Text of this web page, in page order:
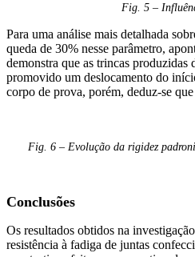
Fig. 5 –
Para uma análise mais detalhada
queda de 30% nesse parâmetro,
demonstra que as trincas
promovido um deslocamento do
corpo de prova, porém, deduz-se
Fig. 6 – Evolução da rigidez
Conclusões
Os resultados obtidos na
resistência à fadiga de juntas